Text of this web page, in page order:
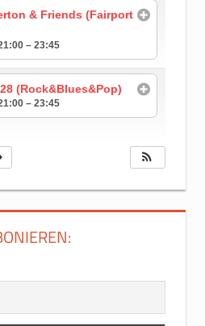
& Friends (Fairport
– 23:45
(Rock&Blues&Pop)
– 23:45